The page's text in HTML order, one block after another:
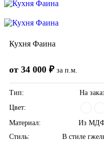
Кухня Фаина
от 34 000 ₽ за п.м.
Тип:
На
Цвет:
Материал:
Из
Стиль:
В стиле